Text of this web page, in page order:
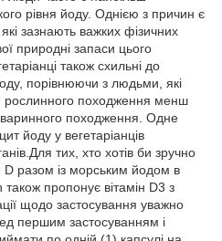
рівня йоду. Однією з причин є
зазнають важких фізичних
природні запаси цього
також схильні до
порівнюючи з людьми, які
рослинного походження менш
походження. Одне
йоду у вегетаріанців
тих, хто хотів би зручно
D разом із морським йодом в
пропонує вітамін D3 з
щодо застосування уважно
першим застосуванням і